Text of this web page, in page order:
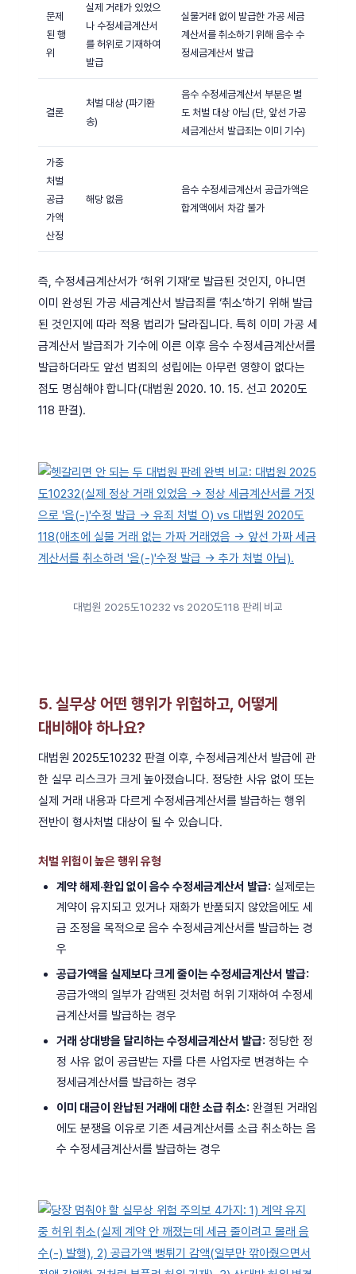
문제
된 행
위
실제 거래가 있었으
나 수정세금계산서
를 허위로 기재하여
발급
실물거래 없이 발급한 가공 세금
계산서를 취소하기 위해 음수 수
정세금계산서 발급
결론
처벌 대상 (파기환
송)
음수 수정세금계산서 부분은 별
도 처벌 대상 아님 (단, 앞선 가공
세금계산서 발급죄는 이미 기수)
가중
처벌
공급
가액
산정
해당 없음
음수 수정세금계산서 공급가액은
합계액에서 차감 불가
즉, 수정세금계산서가 ‘허위 기재’로 발급된 것인지, 아니면
이미 완성된 가공 세금계산서 발급죄를 ‘취소’하기 위해 발급
된 것인지에 따라 적용 법리가 달라집니다. 특히 이미 가공 세
금계산서 발급죄가 기수에 이른 이후 음수 수정세금계산서를
발급하더라도 앞선 범죄의 성립에는 아무런 영향이 없다는
점도 명심해야 합니다(대법원 2020. 10. 15. 선고 2020도
118 판결).
대법원 2025도10232 vs 2020도118 판례 비교
5. 실무상 어떤 행위가 위험하고, 어떻게
대비해야 하나요?
대법원 2025도10232 판결 이후, 수정세금계산서 발급에 관
한 실무 리스크가 크게 높아졌습니다. 정당한 사유 없이 또는
실제 거래 내용과 다르게 수정세금계산서를 발급하는 행위
전반이 형사처벌 대상이 될 수 있습니다.
처벌 위험이 높은 행위 유형
계약 해제·환입 없이 음수 수정세금계산서 발급: 실제로는
계약이 유지되고 있거나 재화가 반품되지 않았음에도 세
금 조정을 목적으로 음수 수정세금계산서를 발급하는 경
우
공급가액을 실제보다 크게 줄이는 수정세금계산서 발급:
공급가액의 일부가 감액된 것처럼 허위 기재하여 수정세
금계산서를 발급하는 경우
거래 상대방을 달리하는 수정세금계산서 발급: 정당한 정
정 사유 없이 공급받는 자를 다른 사업자로 변경하는 수
정세금계산서를 발급하는 경우
이미 대금이 완납된 거래에 대한 소급 취소: 완결된 거래임
에도 분쟁을 이유로 기존 세금계산서를 소급 취소하는 음
수 수정세금계산서를 발급하는 경우